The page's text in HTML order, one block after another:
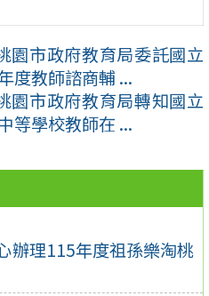
辦理115年度祖孫樂淘桃
園市政府教育局委託國立
度教師諮商輔 ...
園市政府教育局轉知國立
等學校教師在 ...